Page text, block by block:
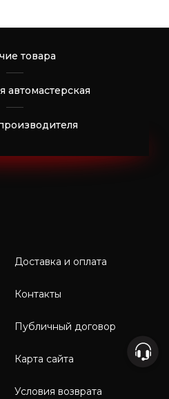
товара
автомастерская
Доставка и оплата
Контакты
Публичный договор
Карта сайта
Условия возврата